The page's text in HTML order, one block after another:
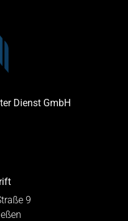
Dienst GmbH
9